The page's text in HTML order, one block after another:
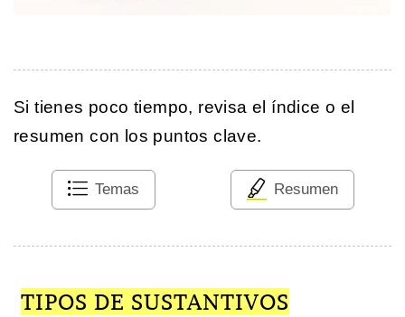
Si tienes poco tiempo, revisa el índice o el
resumen con los puntos clave.
Temas Resumen
TIPOS DE SUSTANTIVOS